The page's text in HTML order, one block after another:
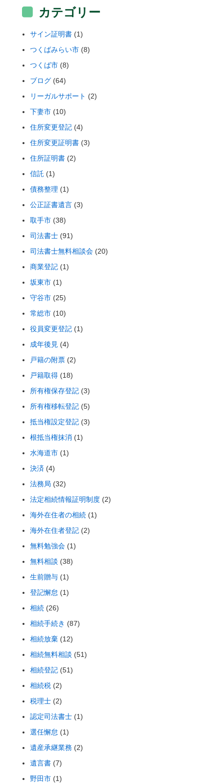
カテゴリー
サイン証明書 (1)
つくばみらい市 (8)
つくば市 (8)
ブログ (64)
リーガルサポート (2)
下妻市 (10)
住所変更登記 (4)
住所変更証明書 (3)
住所証明書 (2)
信託 (1)
債務整理 (1)
公正証書遺言 (3)
取手市 (38)
司法書士 (91)
司法書士無料相談会 (20)
商業登記 (1)
坂東市 (1)
守谷市 (25)
常総市 (10)
役員変更登記 (1)
成年後見 (4)
戸籍の附票 (2)
戸籍取得 (18)
所有権保存登記 (3)
所有権移転登記 (5)
抵当権設定登記 (3)
根抵当権抹消 (1)
水海道市 (1)
決済 (4)
法務局 (32)
法定相続情報証明制度 (2)
海外在住者の相続 (1)
海外在住者登記 (2)
無料勉強会 (1)
無料相談 (38)
生前贈与 (1)
登記懈怠 (1)
相続 (26)
相続手続き (87)
相続放棄 (12)
相続無料相談 (51)
相続登記 (51)
相続税 (2)
税理士 (2)
認定司法書士 (1)
選任懈怠 (1)
遺産承継業務 (2)
遺言書 (7)
野田市 (1)